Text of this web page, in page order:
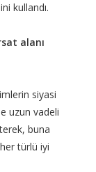
kullandı.
alanı
siyasi
uzun vadeli
buna
türlü iyi